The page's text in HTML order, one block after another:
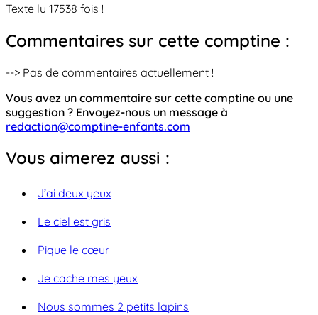
Texte lu 17538 fois !
Commentaires sur cette comptine :
--> Pas de commentaires actuellement !
Vous avez un commentaire sur cette comptine ou une
suggestion ? Envoyez-nous un message à
redaction@comptine-enfants.com
Vous aimerez aussi :
J’ai deux yeux
Le ciel est gris
Pique le cœur
Je cache mes yeux
Nous sommes 2 petits lapins